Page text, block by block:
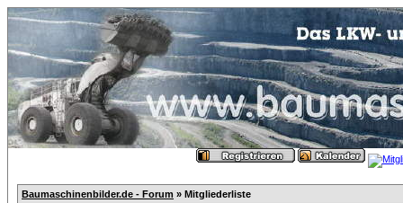
Baumaschinenbilder.de - Forum » Mitgliederliste